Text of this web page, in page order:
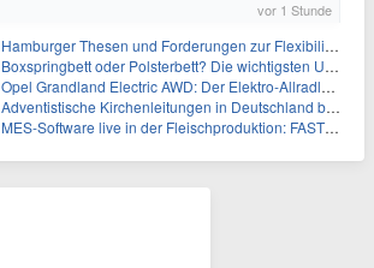
vor 1 Stunde
Hamburger Thesen und Forderungen zur Flexibilisierung der Arbeitszeit
Boxspringbett oder Polsterbett? Die wichtigsten Unterschiede im Überblick
Opel Grandland Electric AWD: Der Elektro-Allradler als zugkräftiges Wohnwagen-Gespann
Adventistische Kirchenleitungen in Deutschland bekräftigen ihre „Stellungnahme zur gesellschaftlichen Situation“
MES-Software live in der Fleischproduktion: FASTEC 4 PRO steigert OEE und spart bei Goldschmaus zwei Schichten pro Woche